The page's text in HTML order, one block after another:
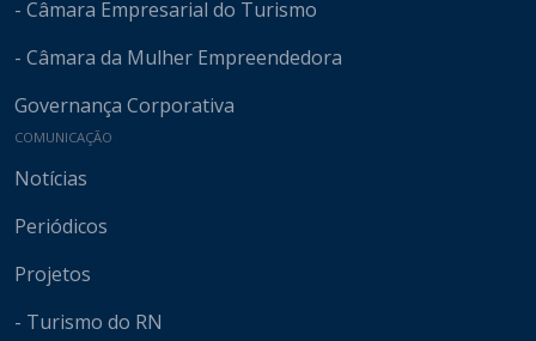
- Câmara Empresarial do Turismo
- Câmara da Mulher Empreendedora
Governança Corporativa
COMUNICAÇÃO
Notícias
Periódicos
Projetos
- Turismo do RN